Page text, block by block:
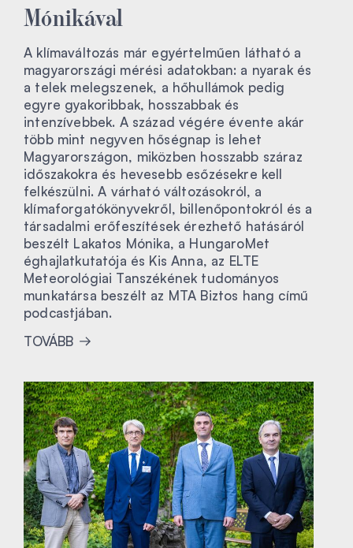
Mónikával
A klímaváltozás már egyértelműen látható a
magyarországi mérési adatokban: a nyarak és
a telek melegszenek, a hőhullámok pedig
egyre gyakoribbak, hosszabbak és
intenzívebbek. A század végére évente akár
több mint negyven hőségnap is lehet
Magyarországon, miközben hosszabb száraz
időszakokra és hevesebb esőzésekre kell
felkészülni. A várható változásokról, a
klímaforgatókönyvekről, billenőpontokról és a
társadalmi erőfeszítések érezhető hatásáról
beszélt Lakatos Mónika, a HungaroMet
éghajlatkutatója és Kis Anna, az ELTE
Meteorológiai Tanszékének tudományos
munkatársa beszélt az MTA Biztos hang című
podcastjában.
TOVÁBB